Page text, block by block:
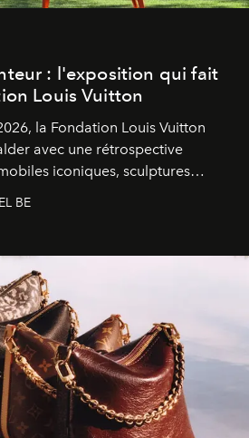
: l'exposition qui fait
Louis Vuitton
la Fondation Louis Vuitton
avec une rétrospective
iconiques, sculptures
du mouvement, l'artiste
imaginés par Frank Gehry
BE